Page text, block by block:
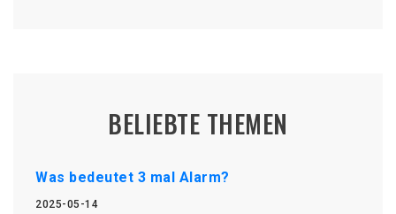
BELIEBTE THEMEN
Was bedeutet 3 mal Alarm?
2025-05-14